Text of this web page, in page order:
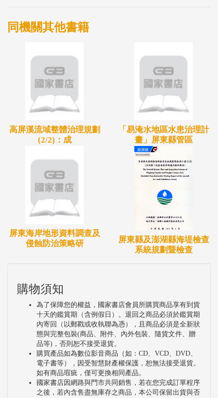
屏堰及甲仙堰等3處。此區重點將在如何預防河床受
到跌水沖刷而下降的產生，以及控制跌水後流路之穩
及下游堤防的安全。
同機關其他書籍
高屏溪流域整體治理規劃
(2/2)：成
「易淹水地區水患治理計
畫」屏東縣管區
屏東海岸地形資料調查及
侵蝕防治策略研
屏東縣及澎湖縣海堤檢查
系統規劃暨檢查
購物須知
為了保障您的權益，國家書店會員所購買商品享有到貨
十天的鑑賞期（含例假日）。退回之商品必須於鑑賞期
內寄回（以郵戳或收執聯為憑），且商品必須是全新狀
態與完整包裝(商品、附件、內外包裝、隨貨文件、贈
品等)，否則恕不接受退貨。
購買產品如為數位影音商品（如：CD、VCD、DVD、
電子書等），因受智慧財產權保護，恕無法接受退貨。
如有商品瑕疵，僅可更換相同產品。
國家書店因網路與門市共同銷售，若在您完成訂單程序
之後，若內含售盡無庫存之商品，本公司保留出貨與否